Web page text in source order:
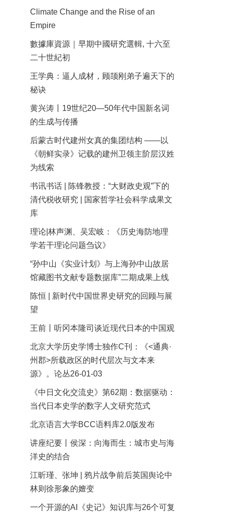
Climate Change and the Rise of an
Empire
數據庫資源｜早期中國研究選輯, 十六至
二十世紀初
王学典：逼人成材，顾颉刚弟子遍天下的
秘诀
黄兴涛丨19世纪20—50年代中国新名词
的生成与传播
后蒙古时代建州女真的集团结构 ——以
《朝鲜实录》记载的建州卫领主阶层汉姓
为线索
书讯书话 | 陈锋教授：“大财政史观”下的
清代税收研究 | 国家哲学社会科学成果文
库
理论|林声渊、吴宏岐：《历史海防地理
学若干理论问题刍议》
“孙中山《实业计划》与上海孙中山故居
馆藏图书文献专题数据库”二期成果上线
陈恒 | 新时代中国世界史研究的回顾与展
望
王前丨听冈本隆司谈近现代日本的中国观
北京大学历史学博士独作C刊：《<通典·
州郡>所载政区的时代层次与文本来
源》。论丛26-01-03
《中日文化交流史》第62期：数据驱动：
当代日本史学的数字人文研究范式
北京语言大学BCC语料库2.0版发布
讲座纪要丨侯深：向海而生：城市史与海
洋史的结合
江昕瑾、张坤 | 鸦片战争前后英国舆论中
林则徐形象的嬗变
一个开源的AI《史记》知识库与26个可复